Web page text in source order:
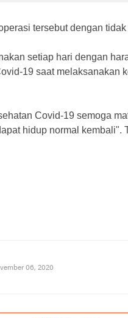
tersebut dengan
setiap hari dengan
19 saat melaksanakan
Covid-19 semoga
hidup normal kembali".
06, 2020